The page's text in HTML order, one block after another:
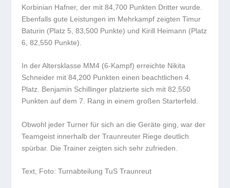
Korbinian Hafner, der mit 84,700 Punkten Dritter wurde.
Ebenfalls gute Leistungen im Mehrkampf zeigten Timur
Baturin (Platz 5, 83,500 Punkte) und Kirill Heimann (Platz
6, 82,550 Punkte).
In der Altersklasse MM4 (6-Kampf) erreichte Nikita
Schneider mit 84,200 Punkten einen beachtlichen 4.
Platz. Benjamin Schillinger platzierte sich mit 82,550
Punkten auf dem 7. Rang in einem großen Starterfeld.
Obwohl jeder Turner für sich an die Geräte ging, war der
Teamgeist innerhalb der Traunreuter Riege deutlich
spürbar. Die Trainer zeigten sich sehr zufrieden.
Text, Foto: Turnabteilung TuS Traunreut